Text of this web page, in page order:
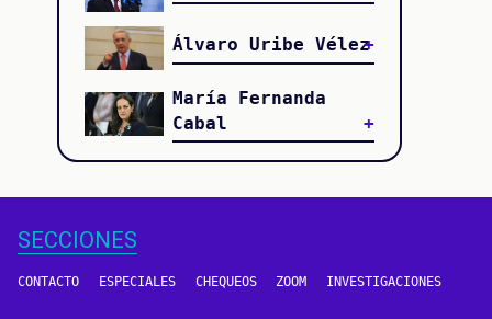
Álvaro Uribe Vélez
María Fernanda
Cabal
SECCIONES
CONTACTO ESPECIALES CHEQUEOS ZOOM INVESTIGACIONES